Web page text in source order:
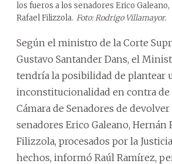
los fueros a los senadores Erico
Rafael Filizzola. Foto: Rodrigo Villamayor.
Según el ministro de la Corte
Gustavo Santander Dans, el
tendría la posibilidad de plantear
inconstitucionalidad en contra de
Cámara de Senadores de
senadores Erico Galeano, Hernán
Filizzola, procesados por la
hechos, informó Raúl Ramírez,